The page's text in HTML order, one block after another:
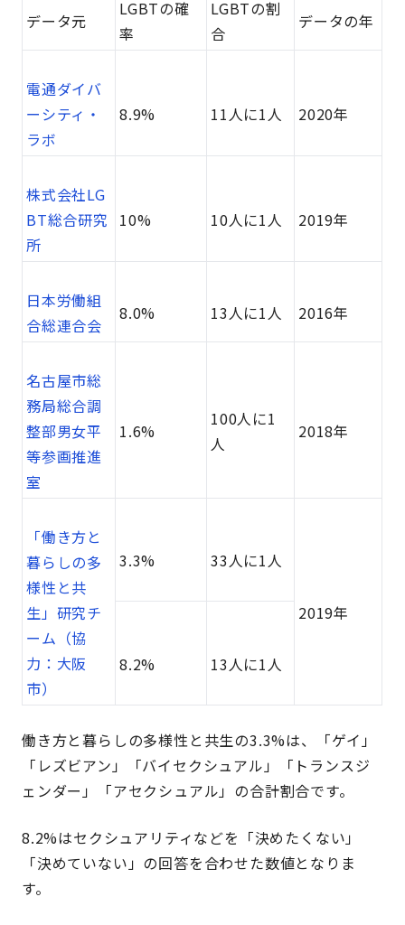
データ元
LGBTの確
率
LGBTの割
合
データの年
電通ダイバ
ーシティ・
ラボ
8.9% 11人に1人 2020年
株式会社LG
BT総合研究
所
10% 10人に1人 2019年
日本労働組
合総連合会
8.0% 13人に1人 2016年
名古屋市総
務局総合調
整部男女平
等参画推進
室
1.6%
100人に1
人
2018年
「働き方と
暮らしの多
様性と共
生」研究チ
ーム（協
力：大阪
市）
3.3% 33人に1人
2019年
8.2% 13人に1人
働き方と暮らしの多様性と共生の3.3%は、「ゲイ」
「レズビアン」「バイセクシュアル」「トランスジ
ェンダー」「アセクシュアル」の合計割合です。
8.2%はセクシュアリティなどを「決めたくない」
「決めていない」の回答を合わせた数値となりま
す。